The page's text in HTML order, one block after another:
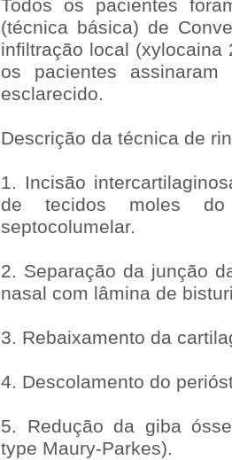
Todos os pacientes
(técnica básica) de
infiltração local (xylocaina
os pacientes
esclarecido.
Descrição da técnica de
1. Incisão
de tecidos moles do
septocolumelar.
2. Separação da junção
nasal com lâmina de
3. Rebaixamento da
4. Descolamento do
5. Redução da giba
type Maury-Parkes).